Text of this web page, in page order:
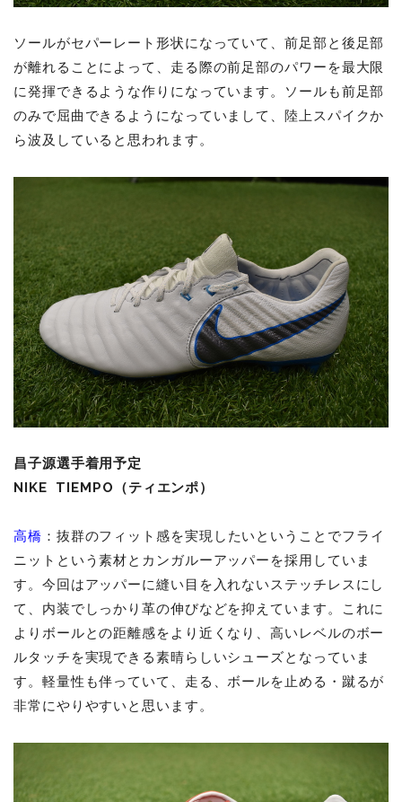
ソールがセパーレート形状になっていて、前足部と後足部
が離れることによって、走る際の前足部のパワーを最大限
に発揮できるような作りになっています。ソールも前足部
のみで屈曲できるようになっていまして、陸上スパイクか
ら波及していると思われます。
昌子源選手着用予定
NIKE TIEMPO（ティエンポ）
高橋 ：抜群のフィット感を実現したいということでフライ
ニットという素材とカンガルーアッパーを採用していま
す。今回はアッパーに縫い目を入れないステッチレスにし
て、内装でしっかり革の伸びなどを抑えています。これに
よりボールとの距離感をより近くなり、高いレベルのボー
ルタッチを実現できる素晴らしいシューズとなっていま
す。軽量性も伴っていて、走る、ボールを止める・蹴るが
非常にやりやすいと思います。